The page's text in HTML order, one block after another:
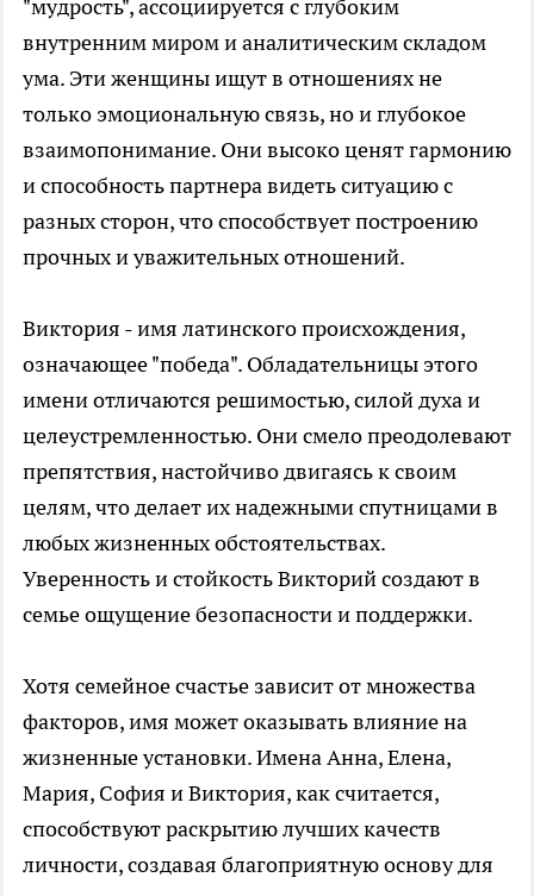
"мудрость", ассоциируется с глубоким
внутренним миром и аналитическим складом
ума. Эти женщины ищут в отношениях не
только эмоциональную связь, но и глубокое
взаимопонимание. Они высоко ценят гармонию
и способность партнера видеть ситуацию с
разных сторон, что способствует построению
прочных и уважительных отношений.
Виктория - имя латинского происхождения,
означающее "победа". Обладательницы этого
имени отличаются решимостью, силой духа и
целеустремленностью. Они смело преодолевают
препятствия, настойчиво двигаясь к своим
целям, что делает их надежными спутницами в
любых жизненных обстоятельствах.
Уверенность и стойкость Викторий создают в
семье ощущение безопасности и поддержки.
Хотя семейное счастье зависит от множества
факторов, имя может оказывать влияние на
жизненные установки. Имена Анна, Елена,
Мария, София и Виктория, как считается,
способствуют раскрытию лучших качеств
личности, создавая благоприятную основу для